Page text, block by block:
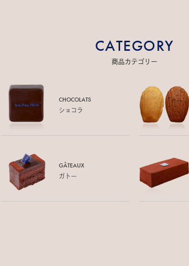
CATEGORY
商品カテゴリー
CHOCOLATS
ショコラ
GÂTEAUX
ガトー